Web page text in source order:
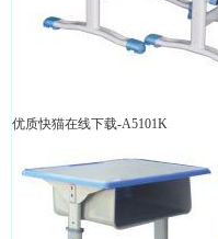
优质快猫在线下载-A5101K